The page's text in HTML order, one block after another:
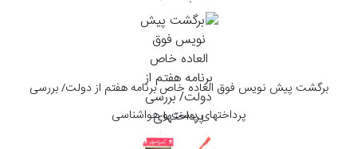
برگشت پیش نویس فوق العاده خاص برنامه هفتم از دولت/ بررسی
پرداختهای پست و هواشناسی